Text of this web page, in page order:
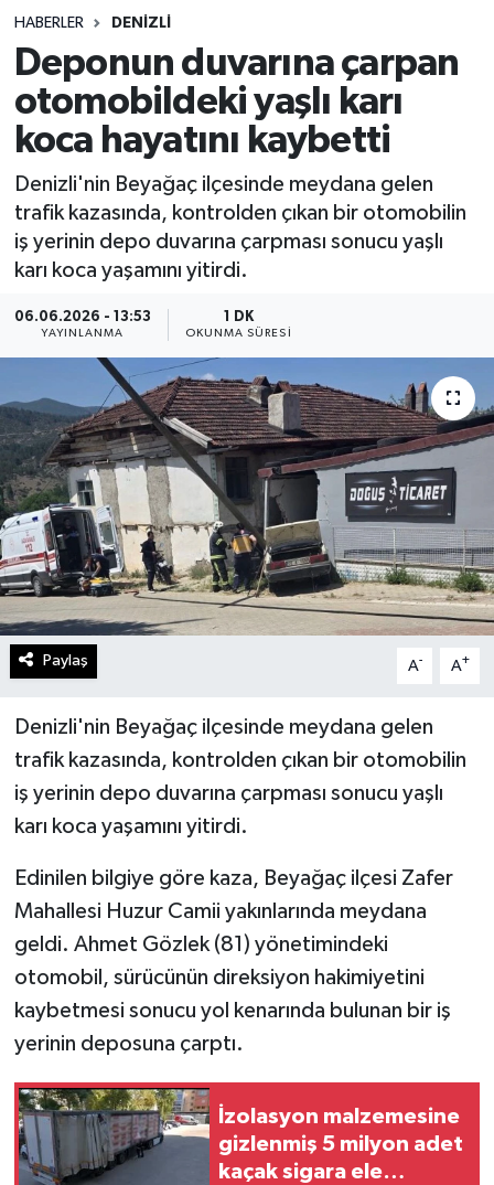
HABERLER DENIZLI
Deponun duvarına çarpan
otomobildeki yaşlı karı
koca hayatını kaybetti
Denizli'nin Beyağaç ilçesinde meydana gelen
trafik kazasında, kontrolden çıkan bir otomobilin
iş yerinin depo duvarına çarpması sonucu yaşlı
karı koca yaşamını yitirdi.
06.06.2026 - 13:53
YAYINLANMA
1 DK
OKUNMA SÜRESI
Paylaş A- A+
Denizli'nin Beyağaç ilçesinde meydana gelen
trafik kazasında, kontrolden çıkan bir otomobilin
iş yerinin depo duvarına çarpması sonucu yaşlı
karı koca yaşamını yitirdi.
Edinilen bilgiye göre kaza, Beyağaç ilçesi Zafer
Mahallesi Huzur Camii yakınlarında meydana
geldi. Ahmet Gözlek (81) yönetimindeki
otomobil, sürücünün direksiyon hakimiyetini
kaybetmesi sonucu yol kenarında bulunan bir iş
yerinin deposuna çarptı.
İzolasyon malzemesine
gizlenmiş 5 milyon adet
kaçak sigara ele
Spor
Teknoloji
Yaşam